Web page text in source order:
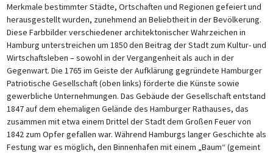
Merkmale bestimmter Städte, Ortschaften und Regionen gefeiert und
herausgestellt wurden, zunehmend an Beliebtheit in der Bevölkerung.
Diese Farbbilder verschiedener architektonischer Wahrzeichen in
Hamburg unterstreichen um 1850 den Beitrag der Stadt zum Kultur- und
Wirtschaftsleben – sowohl in der Vergangenheit als auch in der
Gegenwart. Die 1765 im Geiste der Aufklärung gegründete Hamburger
Patriotische Gesellschaft (oben links) förderte die Künste sowie
gewerbliche Unternehmungen. Das Gebäude der Gesellschaft entstand
1847 auf dem ehemaligen Gelände des Hamburger Rathauses, das
zusammen mit etwa einem Drittel der Stadt dem Großen Feuer von
1842 zum Opfer gefallen war. Während Hamburgs langer Geschichte als
Festung war es möglich, den Binnenhafen mit einem „Baum“ (gemeint